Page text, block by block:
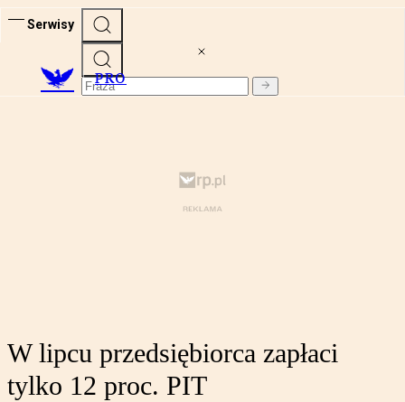
Serwisy
PRO
W lipcu przedsiębiorca zapłaci
tylko 12 proc. PIT